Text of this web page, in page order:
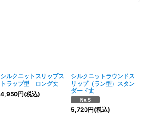
シルクニットスリップス
トラップ型 ロング丈
4,950円(税込)
シルクニットラウンドス
リップ（ラン型）スタン
ダード丈
5,720円(税込)